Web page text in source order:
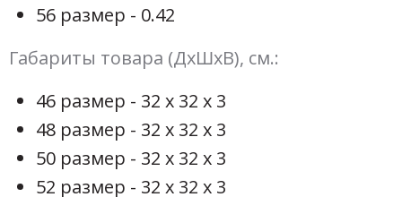
56 размер - 0.42
Габариты товара (ДхШхВ), см.:
46 размер - 32 х 32 х 3
48 размер - 32 х 32 х 3
50 размер - 32 х 32 х 3
52 размер - 32 х 32 х 3